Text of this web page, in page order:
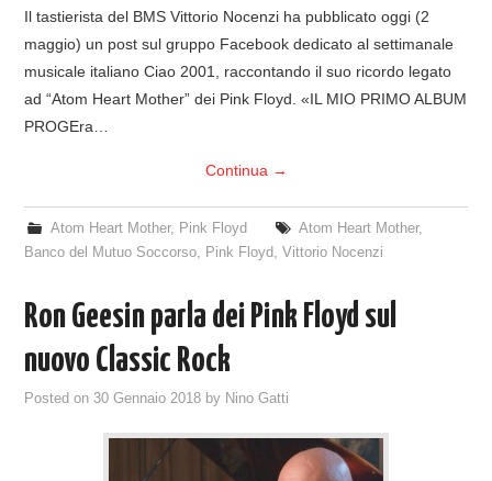
LINKS
CONTATTI
POLICY/COOKIES
Il tastierista del BMS Vittorio Nocenzi ha pubblicato oggi (2
maggio) un post sul gruppo Facebook dedicato al settimanale
musicale italiano Ciao 2001, raccontando il suo ricordo legato
ad “Atom Heart Mother” dei Pink Floyd. «IL MIO PRIMO ALBUM
PROGEra…
Continua →
Atom Heart Mother, Pink Floyd Atom Heart Mother,
Banco del Mutuo Soccorso, Pink Floyd,Vittorio Nocenzi
Ron Geesin parla dei Pink Floyd sul
nuovo Classic Rock
Posted on 30 Gennaio 2018 by Nino Gatti